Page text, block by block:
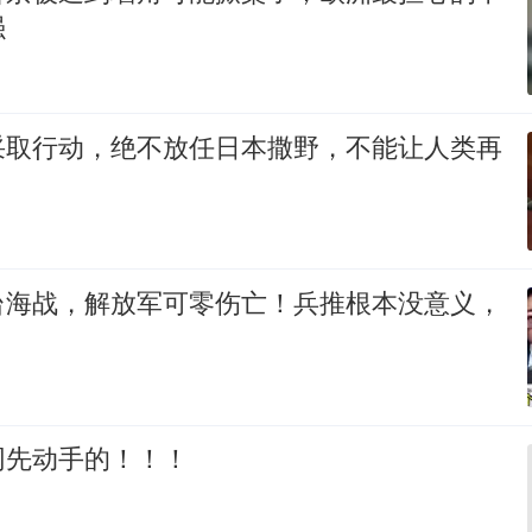
行动，绝不放任日本撒野，不能让人类再
战，解放军可零伤亡！兵推根本没意义，
动手的！！！